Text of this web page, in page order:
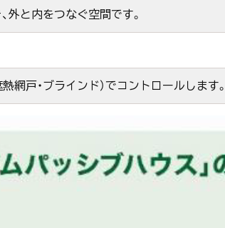
外と内をつなぐ空間です。
網戸・ブラインド）でコントロールします。